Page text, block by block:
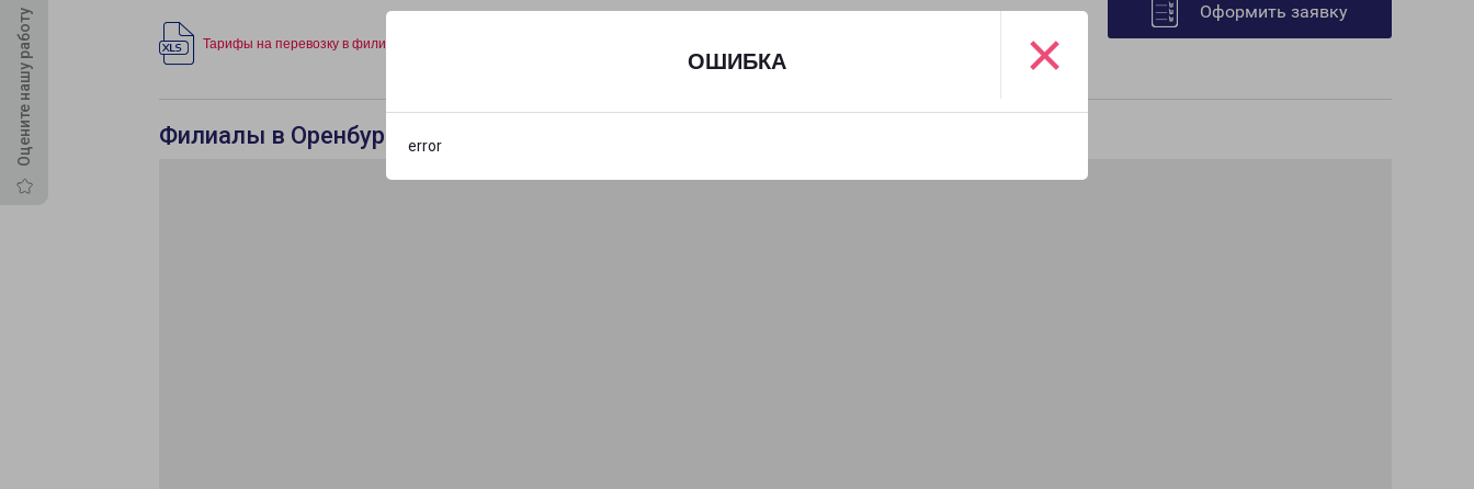
ОШИБКА
error
×
Оцените нашу работу Тарифы на перевозку в филиал
Оформить заявку
Филиалы в Оренбурге